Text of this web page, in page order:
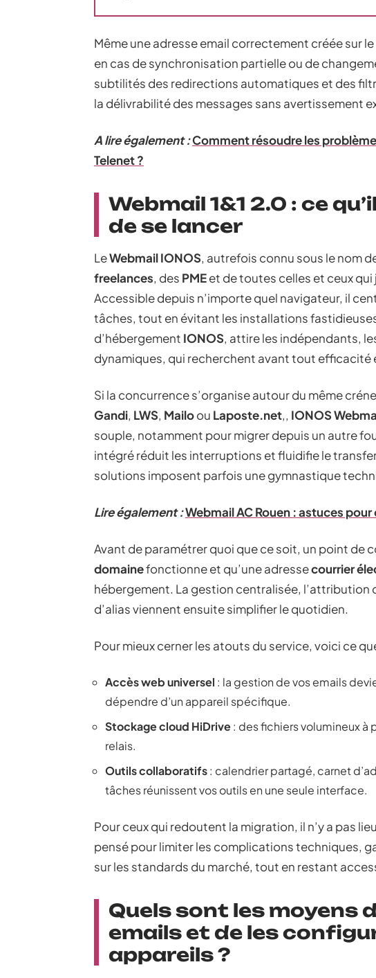
Même une adresse email correctement créée sur
en cas de synchronisation partielle ou de
subtilités des redirections automatiques et des
la délivrabilité des messages sans avertissement
A lire également :Comment résoudre les
Telenet ?
Webmail 1&1 2.0 : ce
de se lancer
LeWebmail IONOS, autrefois connu sous le nom
freelances, des PMEet de toutes celles et ceux
Accessible depuis n’importe quel navigateur, il
tâches, tout en évitant les installations
d’hébergement IONOS, attire les indépendants,
dynamiques, qui recherchent avant tout efficacité
Si la concurrence s’organise autour du même
Gandi, LWS, Mailoou Laposte.net,, IONOS
souple, notamment pour migrer depuis un autre
intégré réduit les interruptions et fluidifie le
solutions imposent parfois une gymnastique
Lire également :Webmail AC Rouen : astuces
Avant de paramétrer quoi que ce soit, un point de
domainefonctionne et qu’une adressecourrier
hébergement. La gestion centralisée,
d’alias viennent ensuite simplifier le quotidien.
Pour mieux cerner les atouts du service, voici ce
Accès web universel : la gestion de vos emails
dépendre d’un appareil spécifique.
Stockage cloud HiDrive: des fichiers volumineux à
relais.
Outils collaboratifs: calendrier partagé, carnet
tâches réunissent vos outils en une seule interface.
Pour ceux qui redoutent la migration, il n’y a pas
pensé pour limiter les complications techniques,
sur les standards du marché, tout en restant
Quels sont les moyens
emails et de les
appareils ?